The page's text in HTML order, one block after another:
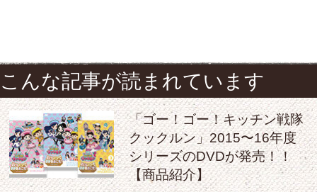
こんな記事が読まれています
「ゴー！ゴー！キッチン戦隊
クックルン」2015〜16年度
シリーズのDVDが発売！！
【商品紹介】